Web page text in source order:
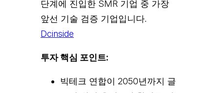
단계에 진입한 SMR 기업 중 가장
앞선 기술 검증 기업입니다.
Dcinside
투자 핵심 포인트:
빅테크 연합이 2050년까지 글